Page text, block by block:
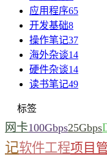
应用程序65
开发基础8
操作笔记37
海外杂谈14
硬件杂谈14
读书笔记49
标签
网卡100Gbps25Gbps
记软件工程项目